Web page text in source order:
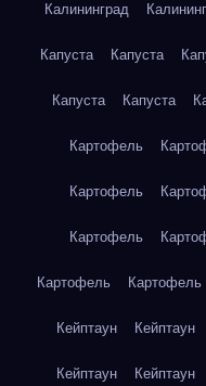
Калининград
Капуста Капуста
Капуста Капуста
Картофель
Картофель
Картофель
Картофель Картофель
Кейптаун Кейптаун
Кейптаун Кейптаун